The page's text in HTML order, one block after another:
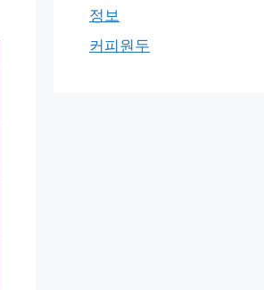
정보
커피원두